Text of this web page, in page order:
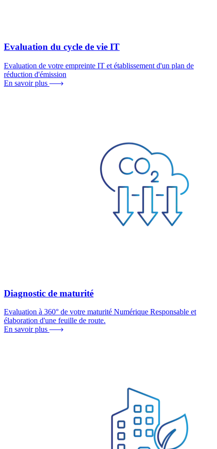
Evaluation du cycle de vie IT
Evaluation de votre empreinte IT et établissement d'un plan de
réduction d'émission
En savoir plus
Diagnostic de maturité
Evaluation à 360° de votre maturité Numérique Responsable et
élaboration d'une feuille de route.
En savoir plus